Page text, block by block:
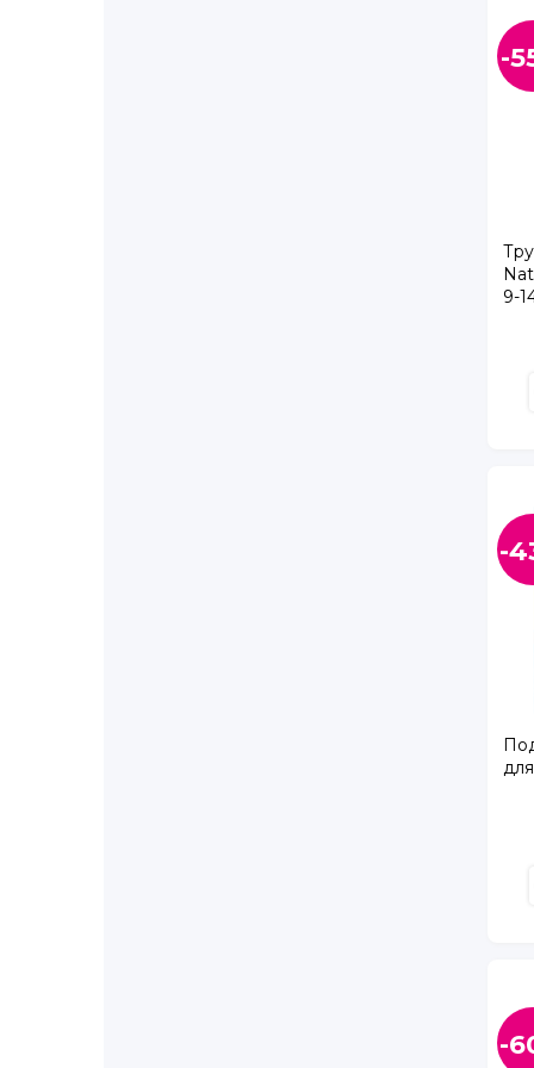
Великий Новгород г., Большая Московская
Колобановская ул. д. 2, ТК Дудергофский
-
9-
-
-